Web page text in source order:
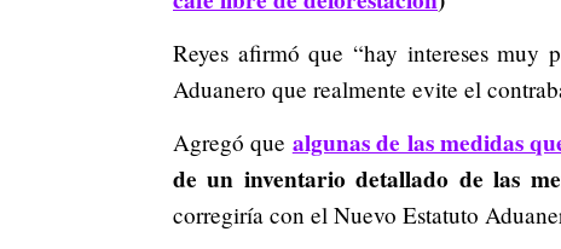
Reyes afirmó que “hay intereses muy
Aduanero que realmente evite el
Agregó que algunas de las medidas
de un inventario detallado de las
corregiría con el Nuevo Estatuto